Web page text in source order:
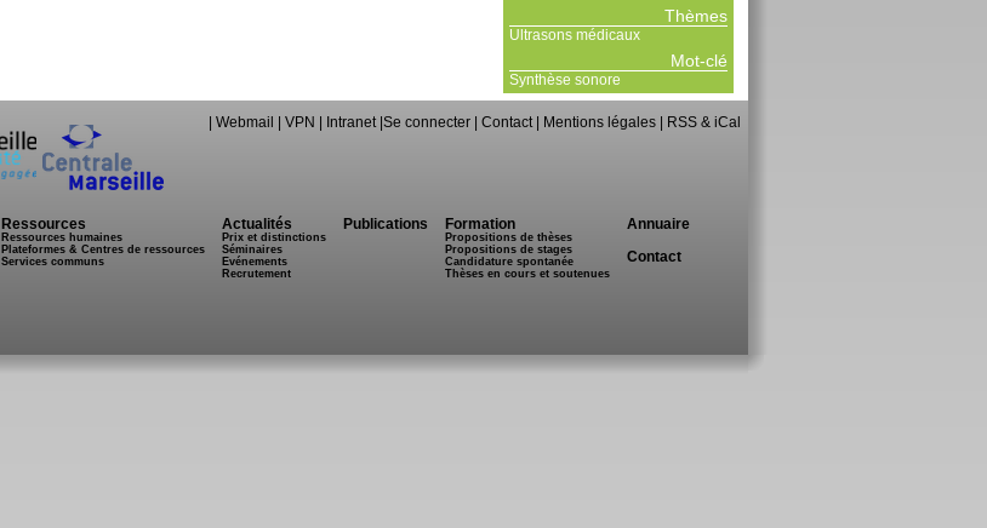
Thèmes
Ultrasons médicaux
Mot-clé
Synthèse sonore
|Webmail |VPN | Intranet |Se connecter |Contact | Mentions légales | RSS & iCal
Ressources
Ressources humaines
Plateformes & Centres de ressources
Services communs
Actualités
Prix et distinctions
Séminaires
Evénements
Recrutement
Publications Formation
Propositions de thèses
Propositions de stages
Candidature spontanée
Thèses en cours et soutenues
Annuaire
Contact